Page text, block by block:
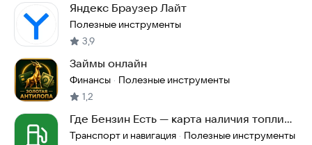
Яндекс Браузер Лайт
Полезные инструменты
3,9
Займы онлайн
Финансы · Полезные инструменты
1,2
Где Бензин Есть — карта наличия топлива
на АЗС
Транспорт и навигация · Полезные инструменты